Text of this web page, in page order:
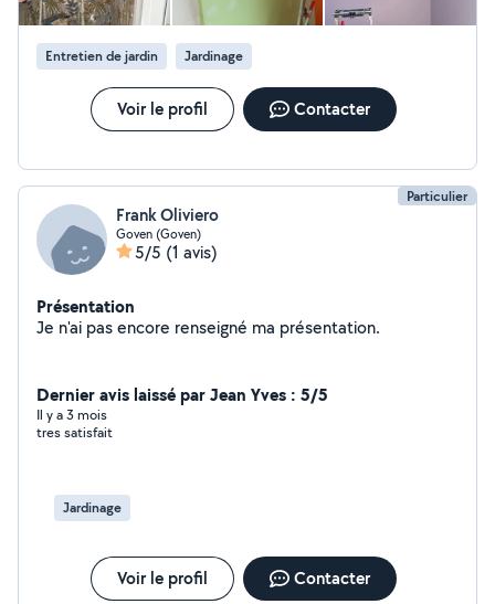
Entretien de jardin Jardinage
Voir le profil Contacter
Particulier
Frank Oliviero
Goven (Goven)
5/5 (1 avis)
Présentation
Je n'ai pas encore renseigné ma présentation.
Dernier avis laissé par Jean Yves : 5/5
Il y a 3 mois
tres satisfait
Jardinage
Voir le profil Contacter